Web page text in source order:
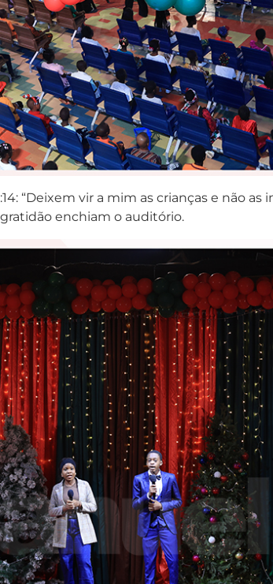
“Deixem vir a mim as crianças e não
enchiam o auditório.